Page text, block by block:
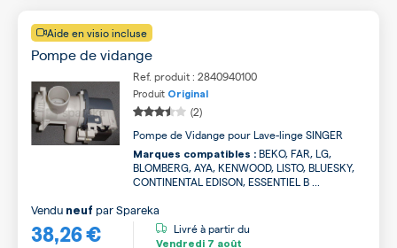
Aide en visio incluse
Pompe de vidange
Ref. produit : 2840940100
Produit Original
(2)
Pompe de Vidange pour Lave-linge SINGER
Marques compatibles : BEKO, FAR, LG,
BLOMBERG, AYA, KENWOOD, LISTO, BLUESKY,
CONTINENTAL EDISON, ESSENTIEL B ...
38,26 €
Vendu neuf parSpareka
Livré à partir du
Vendredi 7 août